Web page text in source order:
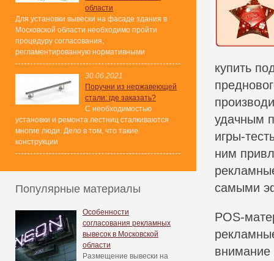
области
Для установки вывески на фасаде здания в
Московской области необходимо пройти
процедуру согласования,
регламентированную нормативными
30.06.2021
Поручни из нержавеющей
стали: где заказать?
С необходимостью
установки и ремонта лестниц сталкиваются
многие люди. Дело в том, что такие
конструкции
Популярные материалы
Особенности
согласования рекламных
вывесок в Московской
области
Размещение вывески на
купить
удачным
игры-
ним
самыми
POS-
внимание